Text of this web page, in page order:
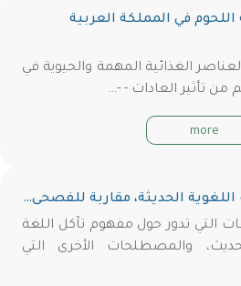
اللحوم في المملكة العربية
الغذائية المهمة والحيوية في
من تأثير العادات - -…
more
الحديثة، مقاربة للفصحى…
التي تدور حول مفهوم تآكل اللغة
والمصطلحات الأخرى التي